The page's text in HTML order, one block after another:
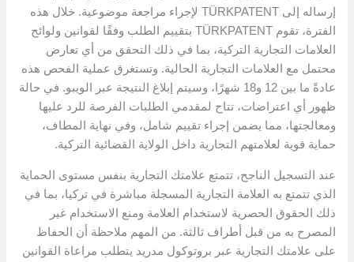
إرساله إلى TÜRKPATENT لإجراء مراجعة موضوعية. خلال هذه
الفترة، تقوم TÜRKPATENT بتقييم الطلب وفقًا لقوانين ولوائح
العلامات التجارية التركية، بما في ذلك التحقق من أي تعارض
محتمل مع العلامات التجارية الحالية. وتستغرق عملية الفحص هذه
عادةً ما بين 12 و18 شهرًا، وسيتم إبلاغ النتيجة عبر الويبو. في حالة
ظهور أي اعتراضات، تتاح لمقدمي الطلبات الفرصة للرد عليها
ومعالجتها، مما يضمن إجراء تقييم شامل، وفي نهاية المطاف،
حماية قوية لعلامتهم التجارية داخل الولاية القضائية التركية.
عند التسجيل الناجح، تتمتع علامتك التجارية بنفس مستوى الحماية
الذي تتمتع به العلامة التجارية المسجلة مباشرة في تركيا، بما في
ذلك الحقوق الحصرية لاستخدام العلامة ومنع الاستخدام غير
المصرح به من قبل أطراف ثالثة. من المهم ملاحظة أن الحفاظ
على علامتك التجارية عبر بروتوكول مدريد يتطلب مراعاة القوانين